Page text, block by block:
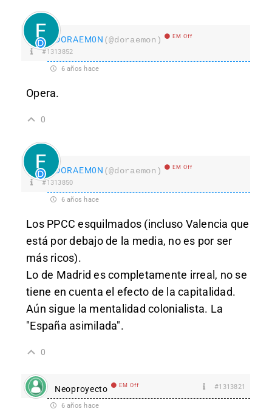
DORAEM0N (@doraemon) EM Off
#1313852
6 años hace
Opera.
0
DORAEM0N (@doraemon) EM Off
#1313850
6 años hace
Los PPCC esquilmados (incluso Valencia que
está por debajo de la media, no es por ser
más ricos).
Lo de Madrid es completamente irreal, no se
tiene en cuenta el efecto de la capitalidad.
Aún sigue la mentalidad colonialista. La
"España asimilada".
0
Neoproyecto EM Off #1313821
6 años hace